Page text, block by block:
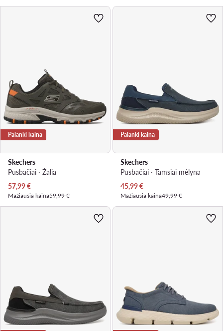
Palanki kaina
Skechers
Pusbačiai · Žalia
Dabartinė kaina
57,99€
Mažiausia kaina59,99 €
Palanki kaina
Skechers
Pusbačiai · Tamsiai mėlyna
Dabartinė kaina
45,99€
Mažiausia kaina49,99 €